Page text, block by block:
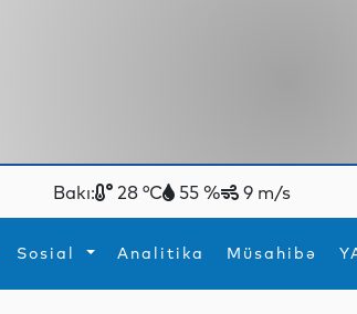
Bakı: 28 °C 55 % 9 m/s
Sosial Analitika Müsahibə